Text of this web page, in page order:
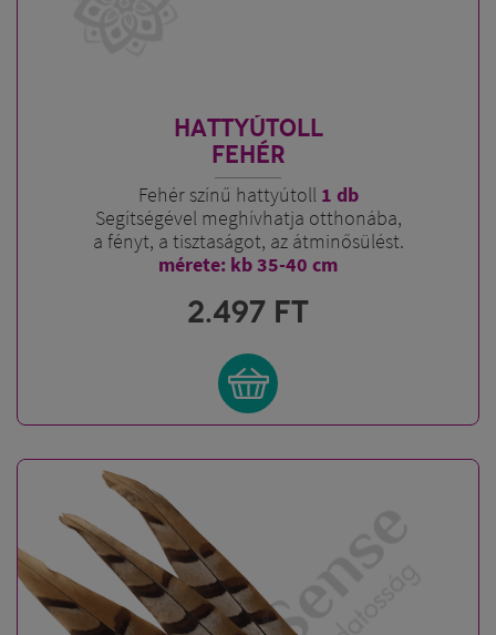
HATTYÚTOLL
FEHÉR
Fehér színű hattyútoll 1 db
Segítségével meghívhatja otthonába,
a fényt, a tisztaságot, az átminősülést.
mérete: kb 35-40 cm
2.497 FT